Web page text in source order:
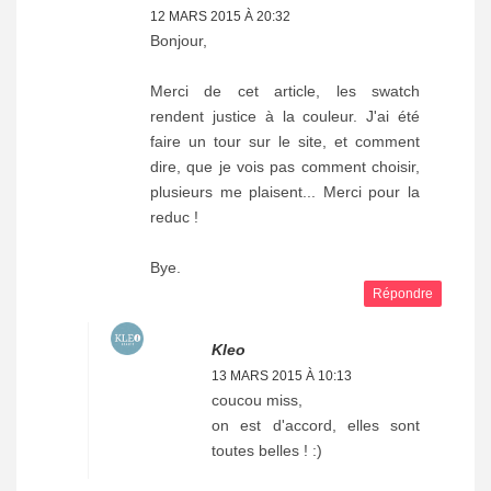
12 MARS 2015 À 20:32
Bonjour,
Merci de cet article, les swatch
rendent justice à la couleur. J'ai été
faire un tour sur le site, et comment
dire, que je vois pas comment choisir,
plusieurs me plaisent... Merci pour la
reduc !
Bye.
Répondre
Kleo
13 MARS 2015 À 10:13
coucou miss,
on est d'accord, elles sont
toutes belles ! :)